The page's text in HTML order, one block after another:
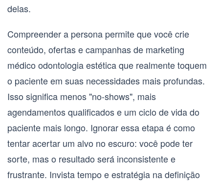
delas.
Compreender a persona permite que você crie
conteúdo, ofertas e campanhas de marketing
médico odontologia estéticaque realmente toquem
o paciente em suas necessidades mais profundas.
Isso significa menos "no-shows", mais
agendamentos qualificados e um ciclo de vida do
paciente mais longo. Ignorar essa etapa é como
tentar acertar um alvo no escuro: você pode ter
sorte, mas o resultado será inconsistente e
frustrante. Invista tempo e estratégia na definição